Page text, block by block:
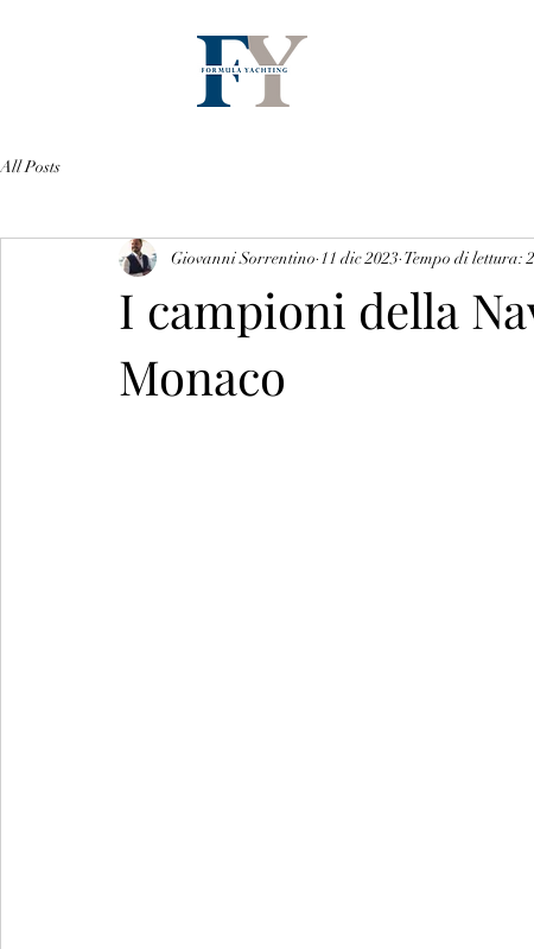
All Posts
I campioni della
Monaco
Giovanni Sorrentino 11 dic 2023 Tempo di lettura: